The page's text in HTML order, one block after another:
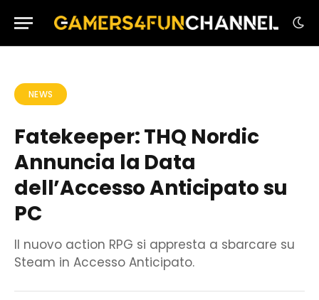
NEWS
Fatekeeper: THQ Nordic
Annuncia la Data
dell’Accesso Anticipato su
PC
Il nuovo action RPG si appresta a sbarcare su
Steam in Accesso Anticipato.